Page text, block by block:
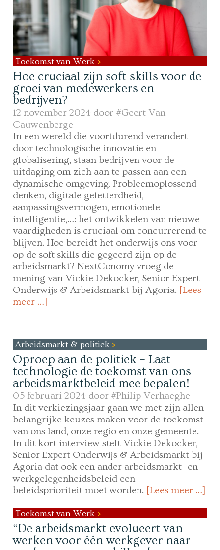
Toekomst van Werk
Hoe cruciaal zijn soft skills voor de
groei van medewerkers en
bedrijven?
12 november 2024 door #Geert Van
Cauwenberge
In een wereld die voortdurend verandert
door technologische innovatie en
globalisering, staan bedrijven voor de
uitdaging om zich aan te passen aan een
dynamische omgeving. Probleemoplossend
denken, digitale geletterdheid,
aanpassingsvermogen, emotionele
intelligentie,…: het ontwikkelen van nieuwe
vaardigheden is cruciaal om concurrerend te
blijven. Hoe bereidt het onderwijs ons voor
op de soft skills die gegeerd zijn op de
arbeidsmarkt? NextConomy vroeg de
mening van Vickie Dekocker, Senior Expert
Onderwijs & Arbeidsmarkt bij Agoria. [Lees
meer …]
Arbeidsmarkt & politiek
Oproep aan de politiek – Laat
technologie de toekomst van ons
arbeidsmarktbeleid mee bepalen!
05 februari 2024 door #Philip Verhaeghe
In dit verkiezingsjaar gaan we met zijn allen
belangrijke keuzes maken voor de toekomst
van ons land, onze regio en onze gemeente.
In dit kort interview stelt Vickie Dekocker,
Senior Expert Onderwijs & Arbeidsmarkt bij
Agoria dat ook een ander arbeidsmarkt- en
werkgelegenheidsbeleid een
beleidsprioriteit moet worden. [Lees meer …]
Toekomst van Werk
“De arbeidsmarkt evolueert van
werken voor één werkgever naar